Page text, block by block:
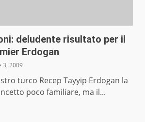
deludente risultato per il
Erdogan
3, 2009
turco Recep Tayyip Erdogan la
poco familiare, ma il...